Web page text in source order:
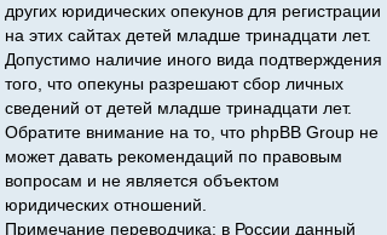
других юридических опекунов для регистрации
на этих сайтах детей младше тринадцати лет.
Допустимо наличие иного вида подтверждения
того, что опекуны разрешают сбор личных
сведений от детей младше тринадцати лет.
Обратите внимание на то, что phpBB Group не
может давать рекомендаций по правовым
вопросам и не является объектом
юридических отношений.
Примечание переводчика: в России данный